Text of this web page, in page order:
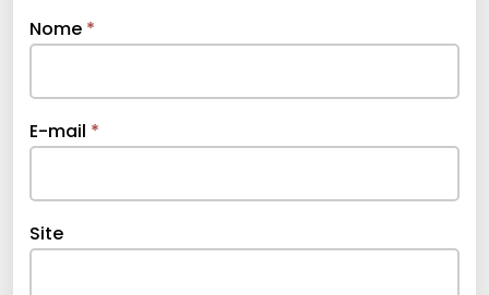
Nome *
E-mail *
Site